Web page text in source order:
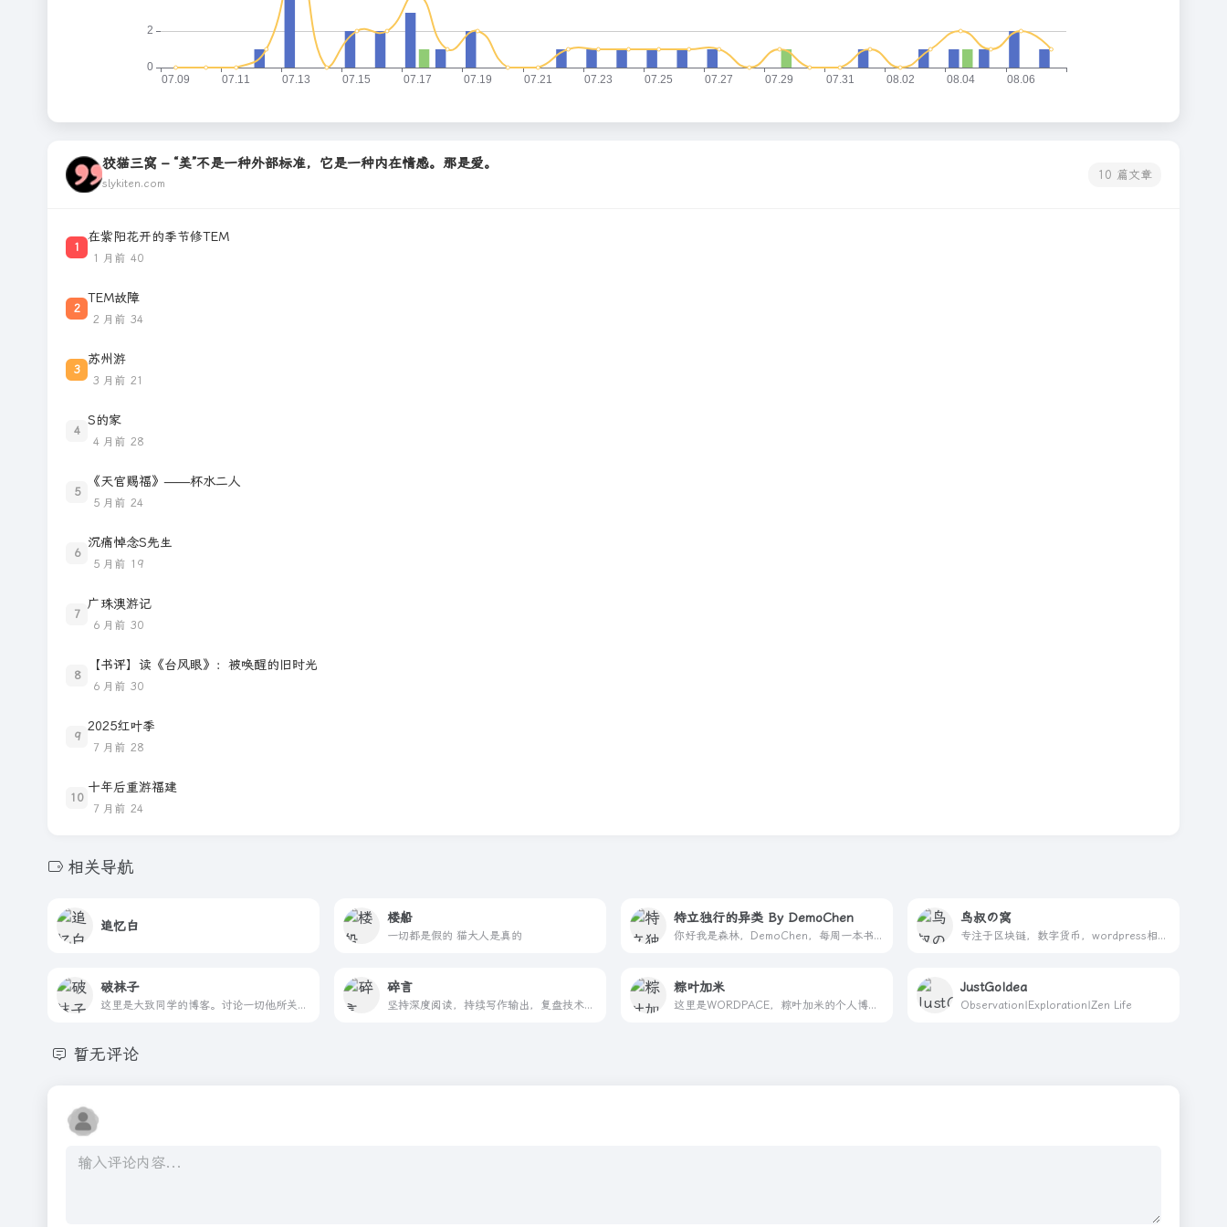
狡猫三窝 – “美”不是一种外部标准，它是一种内在情感。那是爱。
slykiten.com
10 篇文章
1
在紫阳花开的季节修TEM
1 月前 40
2
TEM故障
2 月前 34
3
苏州游
3 月前 21
4
S的家
4 月前 28
5
《天官赐福》——杯水二人
5 月前 24
6
沉痛悼念S先生
5 月前 19
7
广珠澳游记
6 月前 30
8
【书评】读《台风眼》：被唤醒的旧时光
6 月前 30
9
2025红叶季
7 月前 28
10
十年后重游福建
7 月前 24
相关导航
追忆白
楼船
一切都是假的 猫大人是真的
特立独行的异类 By DemoChen
你好我是森林，DemoChen，每周一本书，记录自己阅读、数据、产品和效率相关。
鸟叔の窝
专注于区块链，数字货币，wordpress相关，vps相关，记录生活，数码相关知识。
破袜子
这里是大致同学的博客。讨论一切他所关心的话题，包括但不仅限于主机游戏、日常生活、大连风俗、八九十年代生活怀旧。欢迎围观并对话题共同探讨，谢绝广告。如果对话题不感兴趣请勿留言。
碎言
坚持深度阅读，持续写作输出，复盘技术实践。以终生学习对抗不确定性，把固执与坚持，All in 在值得的事情上。
粽叶加米
这里是WORDPACE，粽叶加米的个人博客，里面分享着一些有用没用的，还有一些生活小记。
JustGoIdea
Observation|Exploration|Zen Life
暂无评论